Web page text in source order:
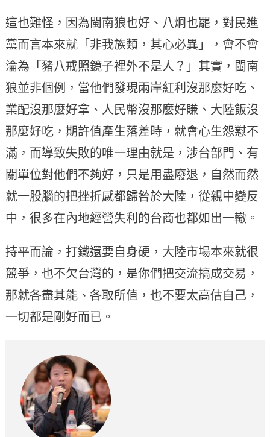
這也難怪，因為閩南狼也好、八炯也罷，對民進
黨而言本來就「非我族類，其心必異」，會不會
淪為「豬八戒照鏡子裡外不是人？」其實，閩南
狼並非個例，當他們發現兩岸紅利沒那麼好吃、
業配沒那麼好拿、人民幣沒那麼好賺、大陸飯沒
那麼好吃，期許值產生落差時，就會心生怨懟不
滿，而導致失敗的唯一理由就是，涉台部門、有
關單位對他們不夠好，只是用盡廢退，自然而然
就一股腦的把挫折感都歸咎於大陸，從親中變反
中，很多在內地經營失利的台商也都如出一轍。
持平而論，打鐵還要自身硬，大陸市場本來就很
競爭，也不欠台灣的，是你們把交流搞成交易，
那就各盡其能、各取所值，也不要太高估自己，
一切都是剛好而已。